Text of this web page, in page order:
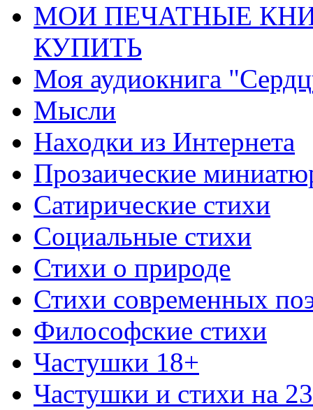
МОИ ПЕЧАТНЫЕ
КУПИТЬ
Моя аудиокнига
Мысли
Находки из Интернета
Прозаические
Сатирические стихи
Социальные стихи
Стихи о природе
Стихи современных
Философские стихи
Частушки 18+
Частушки и стихи на